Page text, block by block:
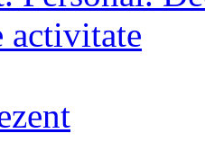
activitate